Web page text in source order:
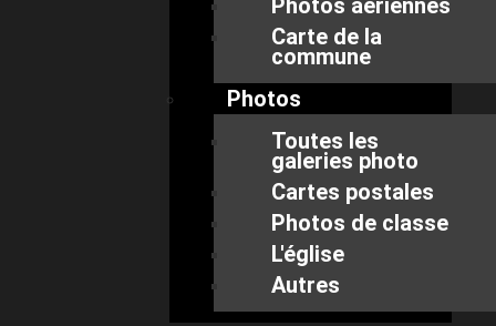
Photos aériennes
Carte de la
commune
Photos
Toutes les
galeries photo
Cartes postales
Photos de classe
L'église
Autres